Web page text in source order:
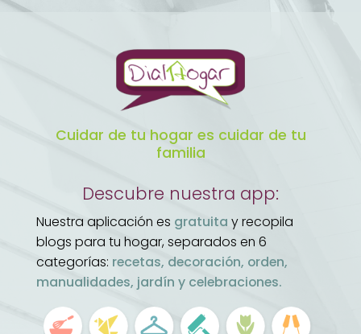
Cuidar de tu hogar es cuidar de tu
familia
Descubre nuestra app:
Nuestra aplicación es gratuita y recopila
blogs para tu hogar, separados en 6
categorías: recetas, decoración, orden,
manualidades, jardín y celebraciones.